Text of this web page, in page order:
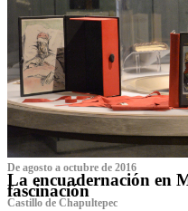
De agosto a octubre de 2016
La encuadernación en
fascinación
Castillo de Chapultepec